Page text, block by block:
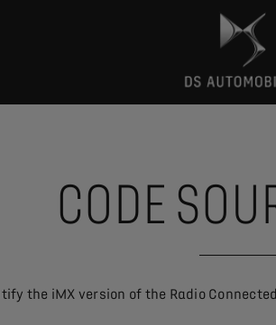
CODE
the iMX version of the Radio